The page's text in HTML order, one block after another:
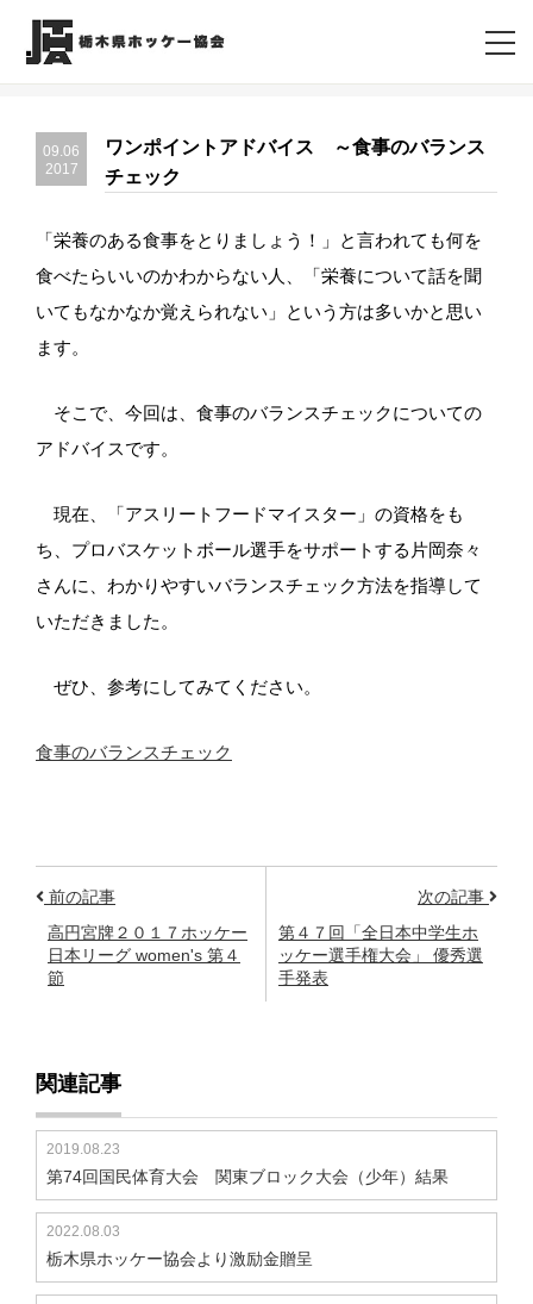
09.06
2017
ワンポイントアドバイス ～食事のバランス
チェック
「栄養のある食事をとりましょう！」と言われても何を
食べたらいいのかわからない人、「栄養について話を聞
いてもなかなか覚えられない」という方は多いかと思い
ます。
そこで、今回は、食事のバランスチェックについての
アドバイスです。
現在、「アスリートフードマイスター」の資格をも
ち、プロバスケットボール選手をサポートする片岡奈々
さんに、わかりやすいバランスチェック方法を指導して
いただきました。
ぜひ、参考にしてみてください。
食事のバランスチェック
前の記事
高円宮牌２０１７ホッケー
日本リーグ women's 第４
節
次の記事
第４７回「全日本中学生ホ
ッケー選手権大会」 優秀選
手発表
関連記事
2019.08.23
第74回国民体育大会 関東ブロック大会（少年）結果
2022.08.03
栃木県ホッケー協会より激励金贈呈